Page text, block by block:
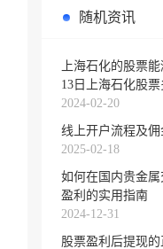
随机资讯
上海石化的股票
13日上海石化股
2024-02-20
线上开户流程及
2025-02-18
如何在国内贵金
盈利的实用指南
2024-12-31
股票盈利后提现